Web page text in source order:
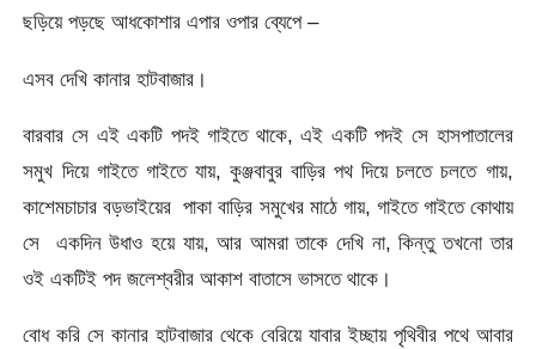
ছড়িয়ে পড়ছে আধকোশার এপার ওপার ব্যেপে –
এসব দেখি কানার হাটবাজার।
বারবার সে এই একটি পদই গাইতে থাকে, এই একটি পদই সে হাসপাতালের
সমুখ দিয়ে গাইতে গাইতে যায়, কুঞ্জবাবুর বাড়ির পথ দিয়ে চলতে চলতে গায়,
কাশেমচাচার বড়ভাইয়ের পাকা বাড়ির সমুখের মাঠে গায়, গাইতে গাইতে কোথায়
সে একদিন উধাও হয়ে যায়, আর আমরা তাকে দেখি না, কিন্তু তখনো তার
ওই একটিই পদ জলেশ্বরীর আকাশ বাতাসে ভাসতে থাকে।
বোধ করি সে কানার হাটবাজার থেকে বেরিয়ে যাবার ইচ্ছায় পৃথিবীর পথে আবার